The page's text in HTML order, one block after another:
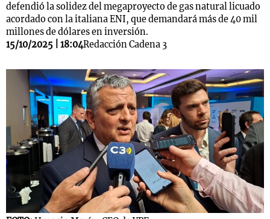
defendió la solidez del megaproyecto de gas natural licuado
acordado con la italiana ENI, que demandará más de 40 mil
millones de dólares en inversión.
15/10/2025 | 18:04Redacción Cadena 3
Notas
Mundial 2026
Notas
La Sole en
Cadena 3